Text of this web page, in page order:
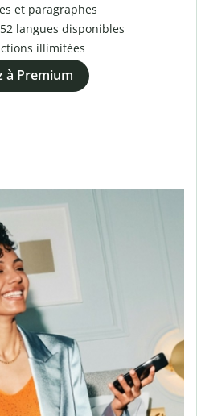
et paragraphes
52 langues disponibles
illimitées
à Premium